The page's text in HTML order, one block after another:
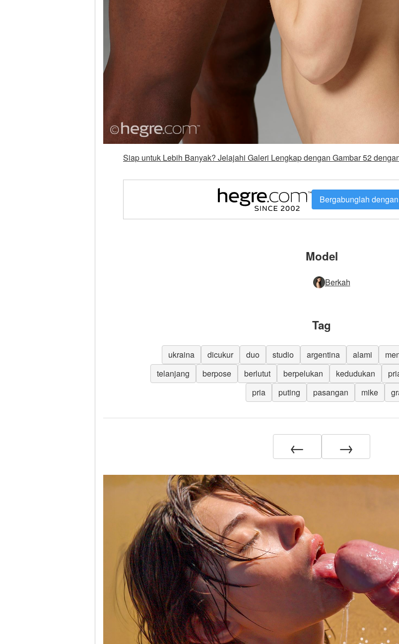
Siap untuk Lebih Banyak? Jelajahi Galeri Lengkap dengan Gambar 52
Bergabunglah
Model
Berkah
Tag
ukraina dicukur duo studio argentina alami
telanjang
berpose berlutut berpelukan kedudukan
pria
puting pasangan mike
← →